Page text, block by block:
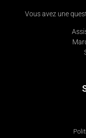
Vous avez une